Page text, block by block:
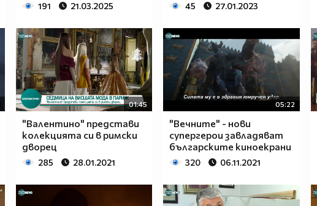
191 21.03.2025 45 27.01.2023
01:45
"Валентино" представи
колекцията си в римски
дворец
285 28.01.2021
05:22
"Вечните" - нови
супергерои завладяват
българските киноекрани
320 06.11.2021